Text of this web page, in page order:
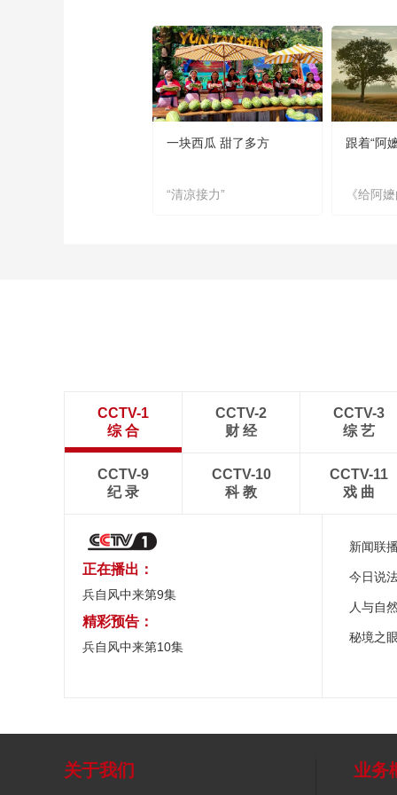
一块西瓜 甜了多方
“清凉接力”
跟着“阿
《给阿
CCTV-1
综 合
CCTV-2
财 经
CCTV-3
综 艺
CCTV-9
纪 录
CCTV-10
科 教
CCTV-11
戏 曲
正在播出：
兵自风中来第9集
精彩预告：
兵自风中来第10集
新闻联
今日说
人与自
秘境之
关于我们 业务